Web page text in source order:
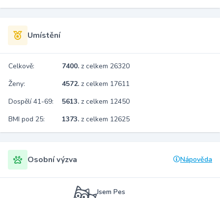
Umístění
Celkově: 7400. z celkem 26320
Ženy:
4572. z celkem 17611
Dospělí 41-69:
5613. z celkem 12450
BMI pod 25:
1373. z celkem 12625
Osobní výzva Nápověda
Jsem Pes